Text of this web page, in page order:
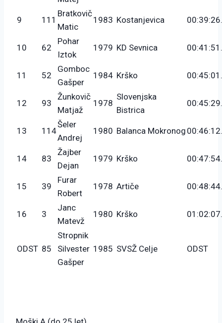
9 111
Bratkovič
Matic
1983 Kostanjevica
10 62
Pohar
Iztok
1979 KD Sevnica
11 52
Gomboc
Gašper
1984 Krško
12 93
Žunkovič
Matjaž
1978
Slovenjska
Bistrica
13 114
Šeler
Andrej
1980 Balanca Mokronog
14 83
Žajber
Dejan
1979 Krško
15 39
Furar
Robert
1978 Artiče
16 3
Janc
Matevž
1980 Krško
ODST 85
Stropnik
Silvester
Gašper
1985 SVSŽ Celje ODST